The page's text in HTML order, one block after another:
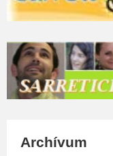
Archívum